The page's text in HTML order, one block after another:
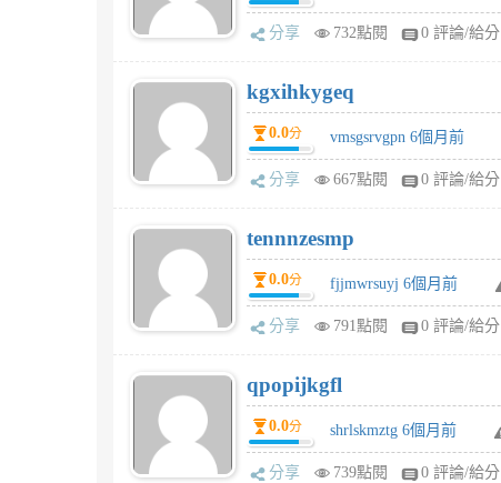
分享 732點閱 0 評論/給分
kgxihkygeq
0.0分 vmsgsrvgpn 6個月前
分享 667點閱 0 評論/給分
tennnzesmp
0.0分 fjjmwrsuyj 6個月前
分享 791點閱 0 評論/給分
qpopijkgfl
0.0分 shrlskmztg 6個月前
分享 739點閱 0 評論/給分